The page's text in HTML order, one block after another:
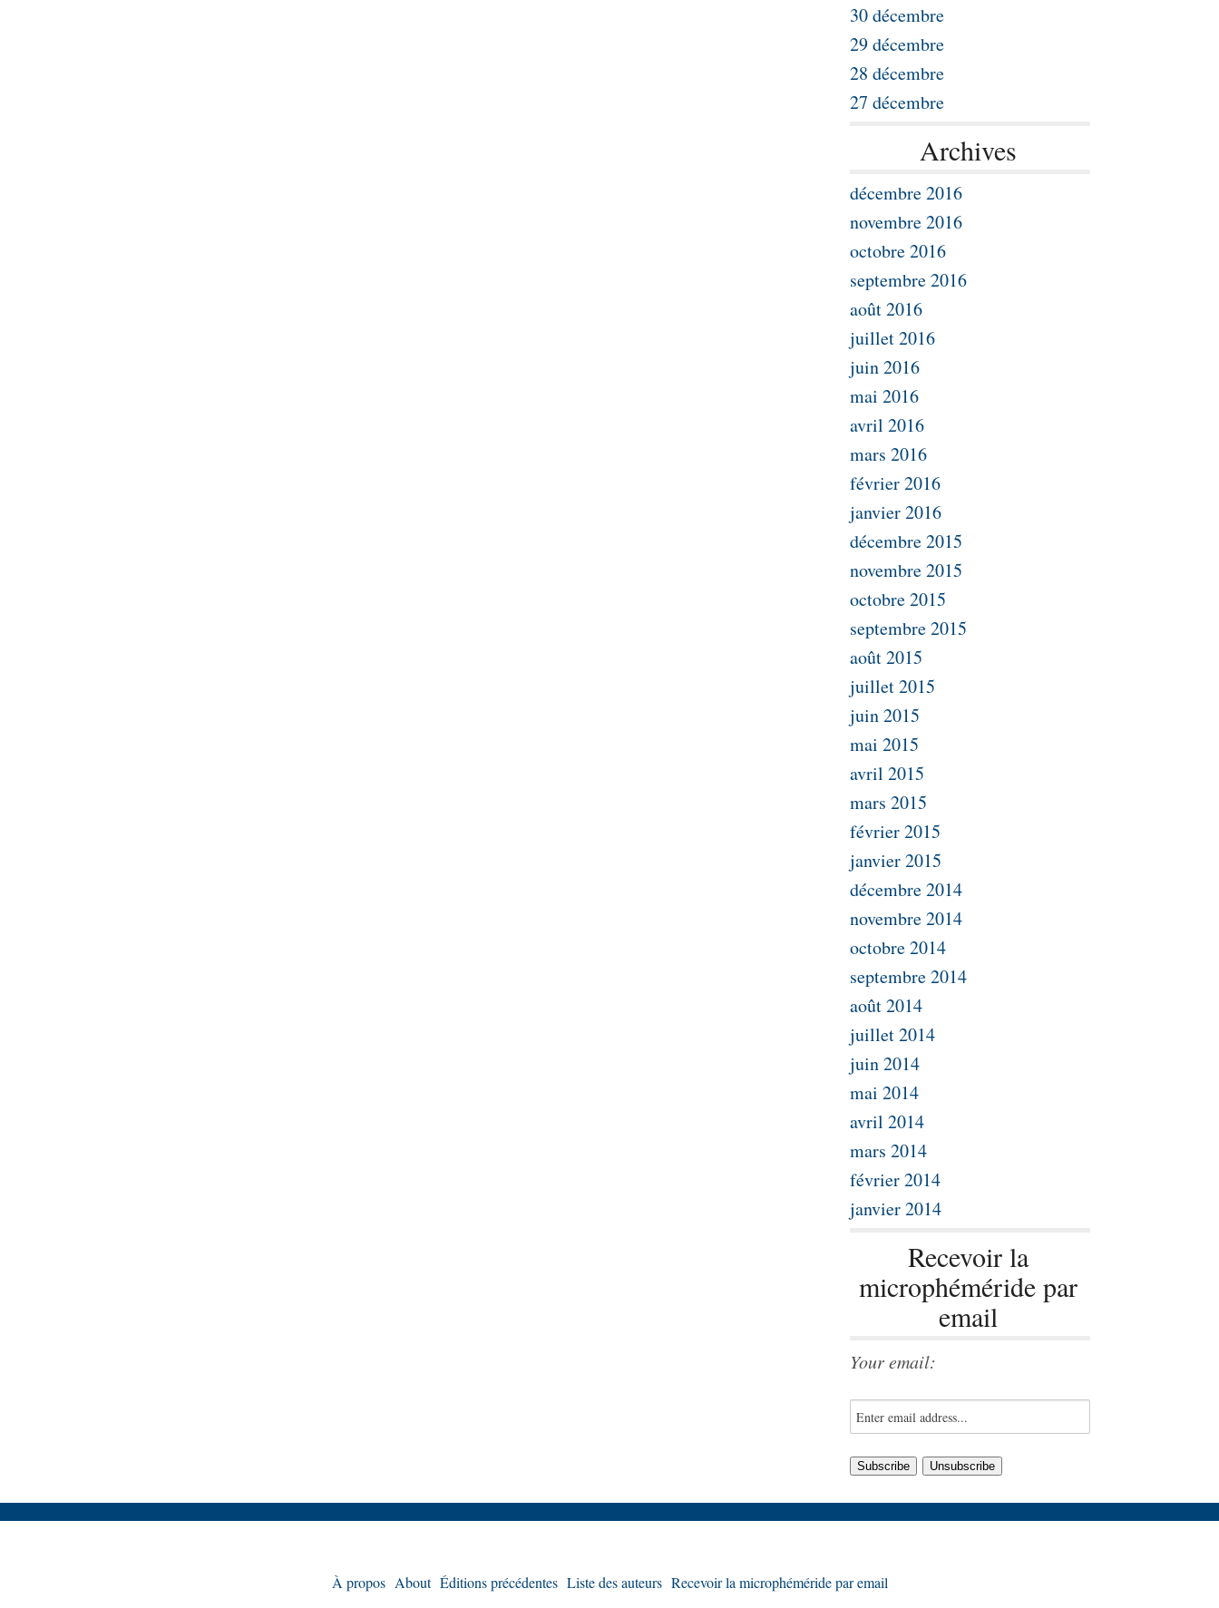
30 décembre
29 décembre
28 décembre
27 décembre
Archives
décembre 2016
novembre 2016
octobre 2016
septembre 2016
août 2016
juillet 2016
juin 2016
mai 2016
avril 2016
mars 2016
février 2016
janvier 2016
décembre 2015
novembre 2015
octobre 2015
septembre 2015
août 2015
juillet 2015
juin 2015
mai 2015
avril 2015
mars 2015
février 2015
janvier 2015
décembre 2014
novembre 2014
octobre 2014
septembre 2014
août 2014
juillet 2014
juin 2014
mai 2014
avril 2014
mars 2014
février 2014
janvier 2014
Recevoir la
microphéméride par
email
Your email:
À propos About Éditions précédentes Liste des auteurs Recevoir la microphéméride par email